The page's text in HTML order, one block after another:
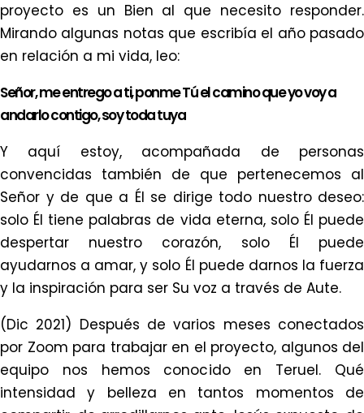
proyecto es un Bien al que necesito responder.
Mirando algunas notas que escribía el año pasado
en relación a mi vida, leo:
Señor, me entrego a ti, ponme Tú el camino que yo voy a
andarlo contigo, soy toda tuya
Y aquí estoy, acompañada de personas
convencidas también de que pertenecemos al
Señor y de que a Él se dirige todo nuestro deseo:
solo Él tiene palabras de vida eterna, solo Él puede
despertar nuestro corazón, solo Él puede
ayudarnos a amar, y solo Él puede darnos la fuerza
y la inspiración para ser Su voz a través de Aute.
(Dic 2021) Después de varios meses conectados
por Zoom para trabajar en el proyecto, algunos del
equipo nos hemos conocido en Teruel. Qué
intensidad y belleza en tantos momentos de